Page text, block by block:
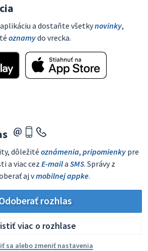
a dostaňte všetkynovinky,
oznamydo vrecka.
dôležité oznámenia, pripomienky pre
a viac cez E-maila SMS. Správy z
aj vmobilnej appke.
rozhlas
viac o rozhlase
sa alebo zmeniť nastavenia